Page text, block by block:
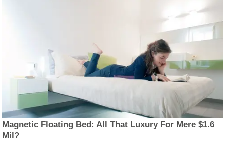
Magnetic Floating Bed: All That Luxury For Mere $1.6
Mil?